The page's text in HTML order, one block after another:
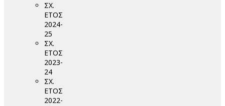
ΣΧ.
ΕΤΟΣ
2024-
25
ΣΧ.
ΕΤΟΣ
2023-
24
ΣΧ.
ΕΤΟΣ
2022-